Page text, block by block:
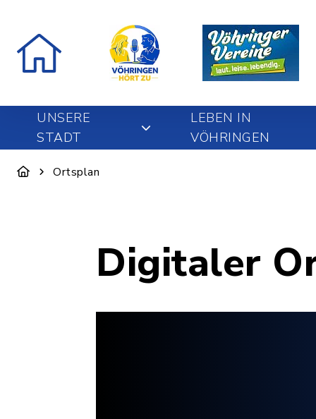
UNSERE
STADT
LEBEN IN
VÖHRINGEN
Ortsplan
Digitaler